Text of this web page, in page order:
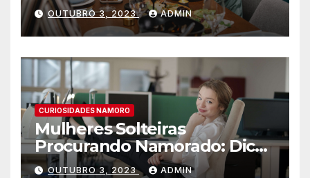
OUTUBRO 3, 2023 ADMIN
CURIOSIDADES NAMORO
Mulheres Solteiras
Procurando Namorado: Dicas
para Encontrar o Amor
OUTUBRO 3, 2023 ADMIN